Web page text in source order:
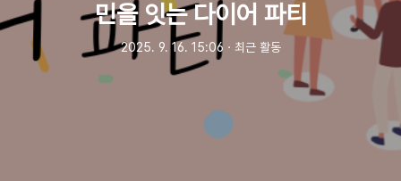
민을 잇는 다이어 파티
2025. 9. 16. 15:06 ㆍ 최근 활동